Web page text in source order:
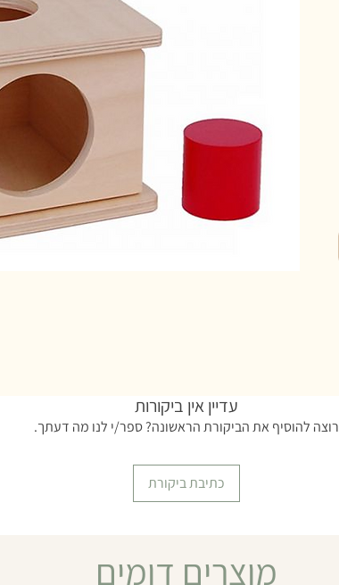
עדיין אין ביקורות
רוצה להוסיף את הביקורת הראשונה? ספר/י לנו מה דעתך.
כתיבת ביקורת
מוצרים דומים